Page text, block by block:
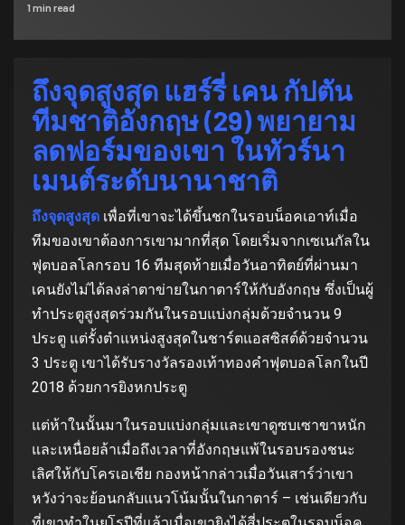
1 min read
ถึงจุดสูงสุด แฮร์รี่ เคน กัปตัน
ทีมชาติอังกฤษ (29) พยายาม
ลดฟอร์มของเขา ในทัวร์นา
เมนต์ระดับนานาชาติ
ถึงจุดสูงสุด เพื่อที่เขาจะได้ขึ้นชกในรอบน็อคเอาท์เมื่อ
ทีมของเขาต้องการเขามากที่สุด โดยเริ่มจากเซเนกัลใน
ฟุตบอลโลกรอบ 16 ทีมสุดท้ายเมื่อวันอาทิตย์ที่ผ่านมา
เคนยังไม่ได้ลงล่าตาข่ายในกาตาร์ให้กับอังกฤษ ซึ่งเป็นผู้
ทําประตูสูงสุดร่วมกันในรอบแบ่งกลุ่มด้วยจํานวน 9
ประตู แต่รั้งตําแหน่งสูงสุดในชาร์ตแอสซิสต์ด้วยจํานวน
3 ประตู เขาได้รับรางวัลรองเท้าทองคําฟุตบอลโลกในปี
2018 ด้วยการยิงหกประตู
แต่ห้าในนั้นมาในรอบแบ่งกลุ่มและเขาดูซบเซาขาหนัก
และเหนื่อยล้าเมื่อถึงเวลาที่อังกฤษแพ้ในรอบรองชนะ
เลิศให้กับโครเอเชีย กองหน้ากล่าวเมื่อวันเสาร์ว่าเขา
หวังว่าจะย้อนกลับแนวโน้มนั้นในกาตาร์ – เช่นเดียวกับ